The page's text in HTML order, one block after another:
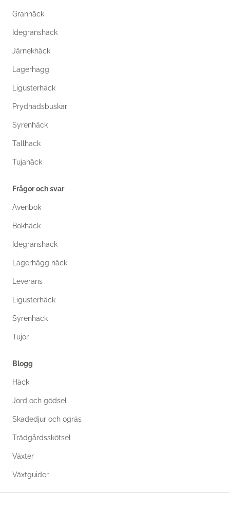
Granhäck
Idegranshäck
Järnekhäck
Lagerhägg
Ligusterhäck
Prydnadsbuskar
Syrenhäck
Tallhäck
Tujahäck
Frågor och svar
Avenbok
Bokhäck
Idegranshäck
Lagerhägg häck
Leverans
Ligusterhäck
Syrenhäck
Tujor
Blogg
Häck
Jord och gödsel
Skadedjur och ogräs
Trädgårdsskötsel
Växter
Växtguider